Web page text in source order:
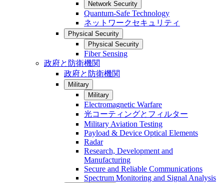
Network Security
Quantum-Safe Technology
ネットワークセキュリティ
Physical Security
Physical Security
Fiber Sensing
政府と防衛機関
政府と防衛機関
Military
Military
Electromagnetic Warfare
光コーティングとフィルター
Military Aviation Testing
Payload & Device Optical Elements
Radar
Research, Development and
Manufacturing
Secure and Reliable Communications
Spectrum Monitoring and Signal Analysis